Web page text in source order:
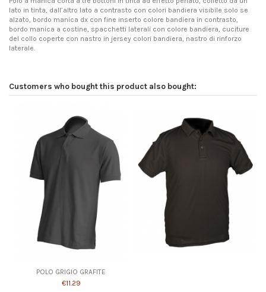
lato in tinta, dall’altro lato a contrasto con colori bandiera visibile solo se
alzato, bordo manica dx con fine inserto colore bandiera in contrasto,
bordo manica a costine, spacchetti laterali con colore bandiera, cuciture
del collo coperte con nastro in jersey colori bandiera, nastro di rinforzo
laterale.
Customers who bought this product also bought:
POLO GRIGIO GRAFITE
€11.29